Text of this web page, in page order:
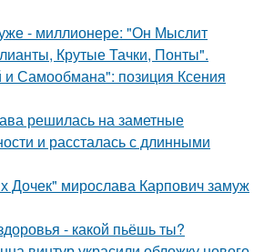
- миллионере: "Он Мыслит
Крутые Тачки, Понты".
и Самообмана": позиция Ксения
решилась на заметные
и рассталась с длинными
Дочек" мирослава Карпович замуж
- какой пьёшь ты?